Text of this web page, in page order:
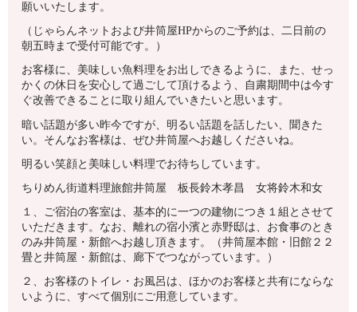
願いいたします。
（じゃらんネットおよび井筒屋HPからのご予約は、二日前の
朝五時まで受付可能です。）
お客様に、美味しい魚料理をお出しできるように、また、せっ
かくの休日を安心して過ごして頂けるよう、自粛期間中は今す
ぐ改善できることに取り組んでいきたいと思います。
暗い話題が多い昨今ですが、明るい話題を話したい、聞きた
い。そんなお客様は、ぜひ井筒屋へお越しくださいね。
明るい笑顔と美味しい料理でお待ちしています。
ちりめん街道料理旅館井筒屋 板長鈴木孝昌 女将鈴木和女
１、ご宿泊の客室は、基本的に一つの建物につき１組とさせて
いただきます。なお、離れの宿小濱と赤野邸は、お食事のとき
のみ井筒屋・新館へお越し頂きます。（井筒屋本館・旧館２２
畳と井筒屋・新館は、廊下でつながっています。）
２、お客様のトイレ・お風呂は、ほかのお客様と共有にならな
いように、すべて個別にご用意しています。